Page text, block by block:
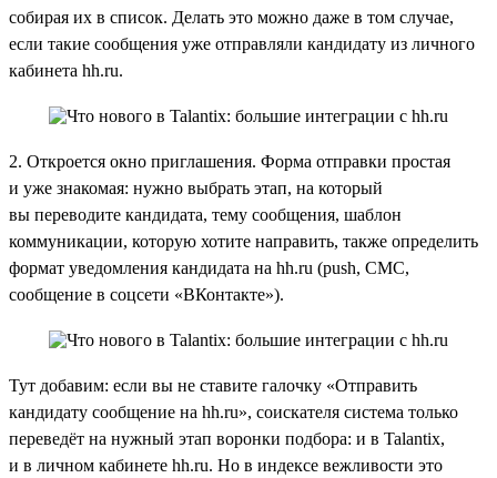
собирая их в список. Делать это можно даже в том случае,
если такие сообщения уже отправляли кандидату из личного
кабинета hh.ru.
2. Откроется окно приглашения. Форма отправки простая
и уже знакомая: нужно выбрать этап, на который
вы переводите кандидата, тему сообщения, шаблон
коммуникации, которую хотите направить, также определить
формат уведомления кандидата на hh.ru (push, СМС,
сообщение в соцсети «ВКонтакте»).
Тут добавим: если вы не ставите галочку «Отправить
кандидату сообщение на hh.ru», соискателя система только
переведёт на нужный этап воронки подбора: и в Talantix,
и в личном кабинете hh.ru. Но в индексе вежливости это